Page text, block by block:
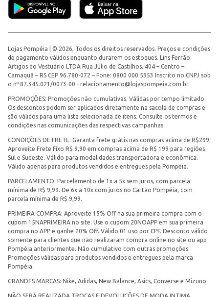
Lojas Pompéia | © 2026, Todos os direitos reservados. Preços e condições
de pagamento válidos enquanto durarem os estoques. Lins Ferrão
Artigos do Vestuário LTDA Rua Júlio de Castilhos, 404 – Centro –
Camaquã – RS CEP 96.780-072 – Fone: 0800 000 5353 Inscrito no CNPJ sob
o nº 87.345.021/0073-00 - relacionamento@lojaspompeia.com.br
PROMOÇÕES: Promoções não cumulativas. Válidas por tempo limitado.
Os descontos podem ser aplicados diretamente na sacola de compras e
são válidos para uma lista selecionada de itens. Consulte os termos e
condições nas comunicações das respectivas campanhas.
CONDIÇÕES DE FRETE: Garanta frete grátis nas compras acima de R$299.
Aproveite Frete Fixo R$ 9,90 em compras acima de R$ 199 para regiões
Sul e Sudeste. Válido para modalidades transportadora e econômica.
Válido apenas para produtos vendidos e entregues pela Pompéia.
PARCELAMENTO: Parcelamento de 1x a 5x sem juros, com parcela
mínima de R$ 9,99. De 6x a 10x com juros no Cartão Pompéia, com
parcela mínima de R$ 9,99.
PRIMEIRA COMPRA: Aproveite 15% Off na sua primeira compra com o
cupom 15NAPRIMEIRA no site. Use o cupom 20NOAPP em sua primeira
compra no APP e ganhe 20% Off. Válido 01 uso por CPF. Desconto válido
somente para clientes que não realizaram compra online no site ou app
Pompéia anteriormente. Não cumulativo com outras promoções.
Promoções válidas para produtos vendidos e entregues pela marca
Pompéia.
GRANDES MARCAS: Nike, Adidas, New Balance, Asics, Converse e Mizuno.